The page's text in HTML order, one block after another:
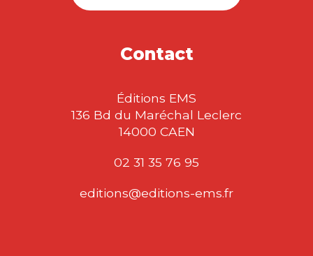
Contact
Éditions EMS
136 Bd du Maréchal Leclerc
14000 CAEN
02 31 35 76 95
editions@editions-ems.fr